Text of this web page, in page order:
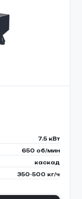
7.5 кВт
650 об/мин
каскад
350-500 кг/ч